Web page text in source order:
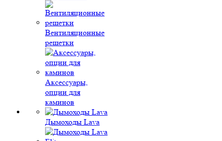
Вентиляционные
решетки
Аксессуары,
опции для
каминов
Дымоходы Lava